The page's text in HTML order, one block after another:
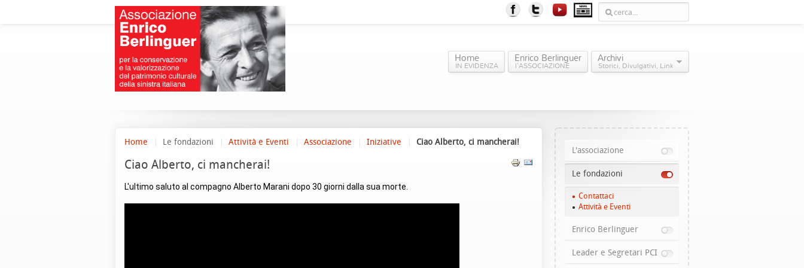
Home
IN EVIDENZA
Enrico Berlinguer
l'ASSOCIAZIONE
Archivi
Storici, Divulgativi, Link
Home Le fondazioni Attività e Eventi Associazione Iniziative Ciao Alberto, ci mancherai!
Ciao Alberto, ci mancherai!
L'ultimo saluto al compagno Alberto Marani dopo 30 giorni dalla sua morte.
L'associazione
Le fondazioni
Contattaci
Attività e Eventi
Enrico Berlinguer
Leader e Segretari PCI